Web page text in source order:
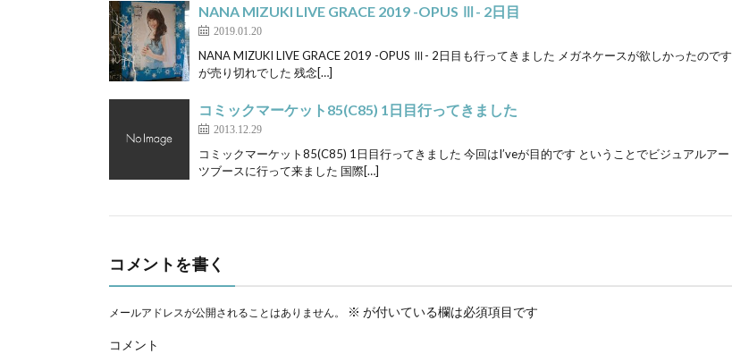
NANA MIZUKI LIVE GRACE 2019 -OPUS Ⅲ- 2日目
2019.01.20
NANA MIZUKI LIVE GRACE 2019 -OPUS Ⅲ- 2日目も行ってきました メガネケースが欲しかったのです
が売り切れでした 残念[…]
コミックマーケット85(C85) 1日目行ってきました
2013.12.29
コミックマーケット85(C85) 1日目行ってきました 今回はI’veが目的です ということでビジュアルアー
ツブースに行って来ました 国際[…]
コメントを書く
メールアドレスが公開されることはありません。 ※ が付いている欄は必須項目です
コメント